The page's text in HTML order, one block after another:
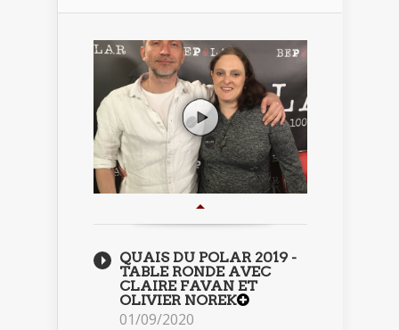
QUAIS DU POLAR 2019 -
TABLE RONDE AVEC
CLAIRE FAVAN ET
OLIVIER NOREK
01/09/2020